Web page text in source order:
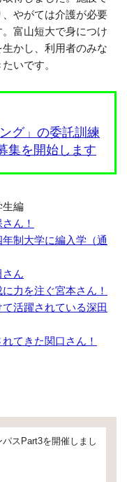
やがては介護が必要
富山短大で身につけ
かし、利用者のみな
いです。
グ」の委託訓練
集を開始します
編
ん！
制大学に編入学（通
ん
力を注ぐ宮本さん！
活躍されている深田
てきた関口さん！
スPart3を開催しまし